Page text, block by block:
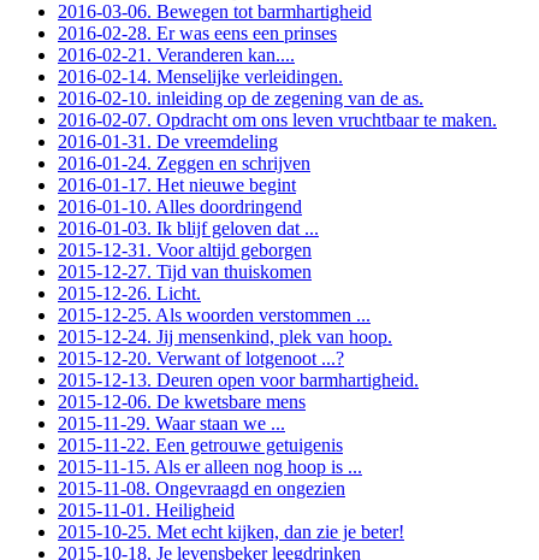
2016-03-06. Bewegen tot barmhartigheid
2016-02-28. Er was eens een prinses
2016-02-21. Veranderen kan....
2016-02-14. Menselijke verleidingen.
2016-02-10. inleiding op de zegening van de as.
2016-02-07. Opdracht om ons leven vruchtbaar te maken.
2016-01-31. De vreemdeling
2016-01-24. Zeggen en schrijven
2016-01-17. Het nieuwe begint
2016-01-10. Alles doordringend
2016-01-03. Ik blijf geloven dat ...
2015-12-31. Voor altijd geborgen
2015-12-27. Tijd van thuiskomen
2015-12-26. Licht.
2015-12-25. Als woorden verstommen ...
2015-12-24. Jij mensenkind, plek van hoop.
2015-12-20. Verwant of lotgenoot ...?
2015-12-13. Deuren open voor barmhartigheid.
2015-12-06. De kwetsbare mens
2015-11-29. Waar staan we ...
2015-11-22. Een getrouwe getuigenis
2015-11-15. Als er alleen nog hoop is ...
2015-11-08. Ongevraagd en ongezien
2015-11-01. Heiligheid
2015-10-25. Met echt kijken, dan zie je beter!
2015-10-18. Je levensbeker leegdrinken